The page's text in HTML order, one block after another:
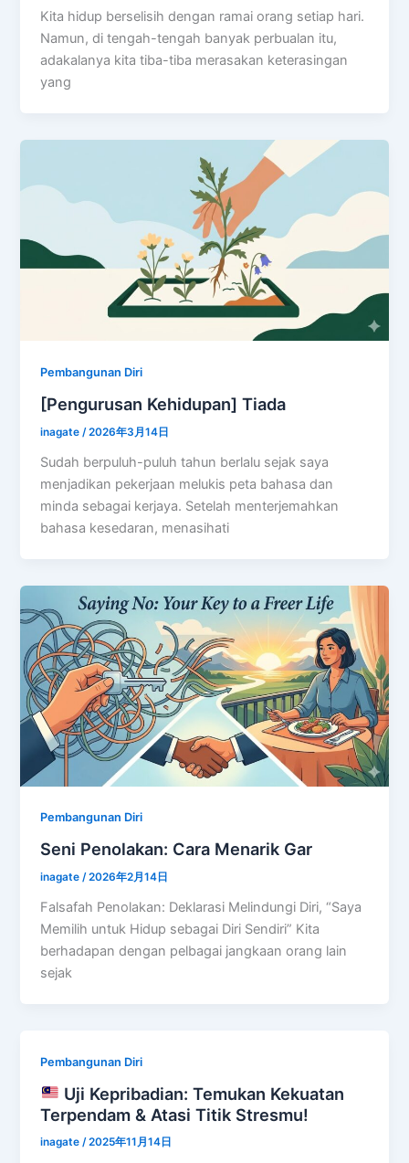
Kita hidup berselisih dengan ramai orang setiap hari.
Namun, di tengah-tengah banyak perbualan itu,
adakalanya kita tiba-tiba merasakan keterasingan
yang
Pembangunan Diri
[Pengurusan Kehidupan] Tiada
inagate/2026年3月14日
Sudah berpuluh-puluh tahun berlalu sejak saya
menjadikan pekerjaan melukis peta bahasa dan
minda sebagai kerjaya. Setelah menterjemahkan
bahasa kesedaran, menasihati
Pembangunan Diri
Seni Penolakan: Cara Menarik Gar
inagate/2026年2月14日
Falsafah Penolakan: Deklarasi Melindungi Diri, “Saya
Memilih untuk Hidup sebagai Diri Sendiri” Kita
berhadapan dengan pelbagai jangkaan orang lain
sejak
Pembangunan Diri
Uji Kepribadian: Temukan Kekuatan
Terpendam & Atasi Titik Stresmu!
inagate/2025年11月14日